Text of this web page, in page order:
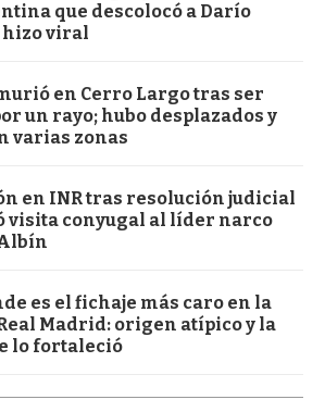
que descolocó a Darío
hizo viral
en Cerro Largo tras ser
un rayo; hubo desplazados y
varias zonas
en INR tras resolución judicial
visita conyugal al líder narco
es el fichaje más caro en la
Madrid: origen atípico y la
lo fortaleció